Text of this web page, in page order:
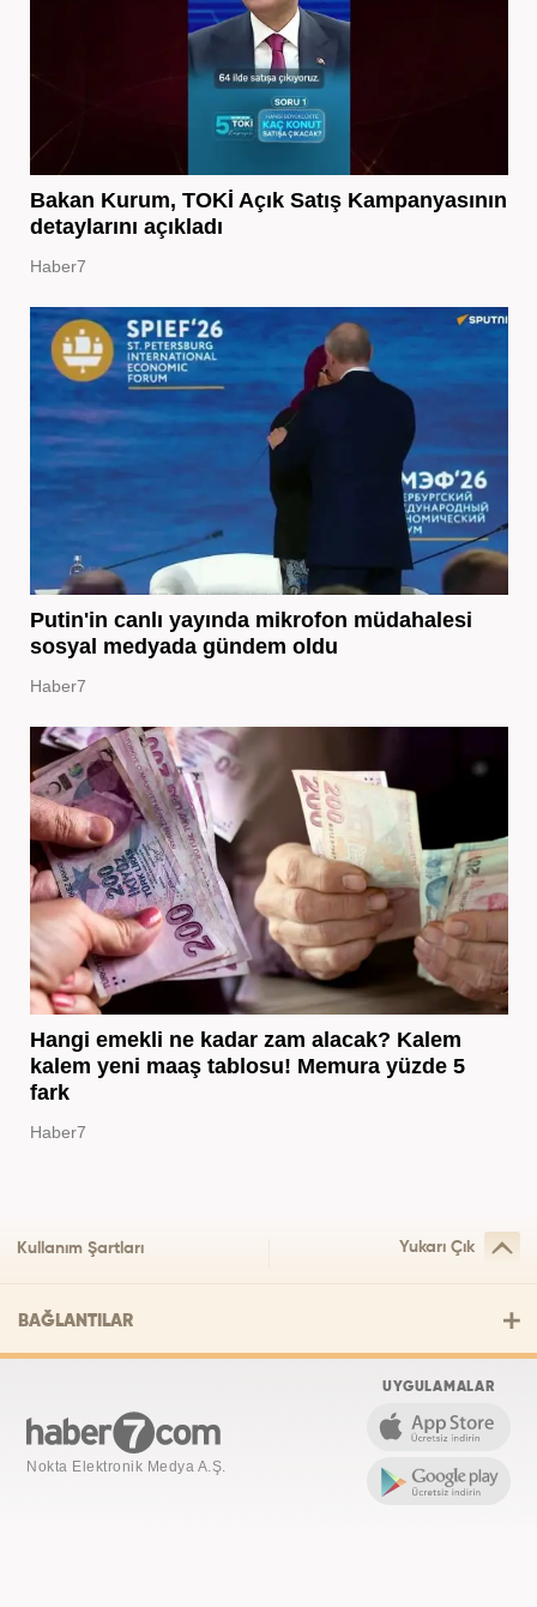
Bakan Kurum, TOKİ Açık Satış Kampanyasının
detaylarını açıkladı
Haber7
Putin'in canlı yayında mikrofon müdahalesi
sosyal medyada gündem oldu
Haber7
Hangi emekli ne kadar zam alacak? Kalem
kalem yeni maaş tablosu! Memura yüzde 5
fark
Haber7
Kullanım Şartları Yukarı Çık
BAĞLANTILAR
Nokta Elektronik Medya A.Ş.
UYGULAMALAR